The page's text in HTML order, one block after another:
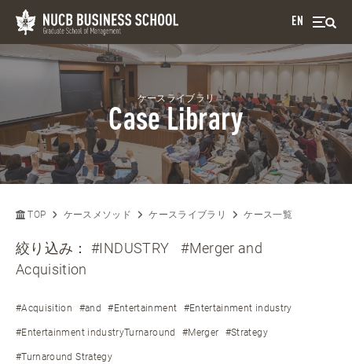
EN
ケースライブラリ
Case Library
TOP ケースメソッド ケースライブラリ ケース一覧
絞り込み：#INDUSTRY
#Merger and
Acquisition
#Acquisition #and #Entertainment #Entertainment industry
#Entertainment industryTurnaround #Merger #Strategy
#Turnaround Strategy